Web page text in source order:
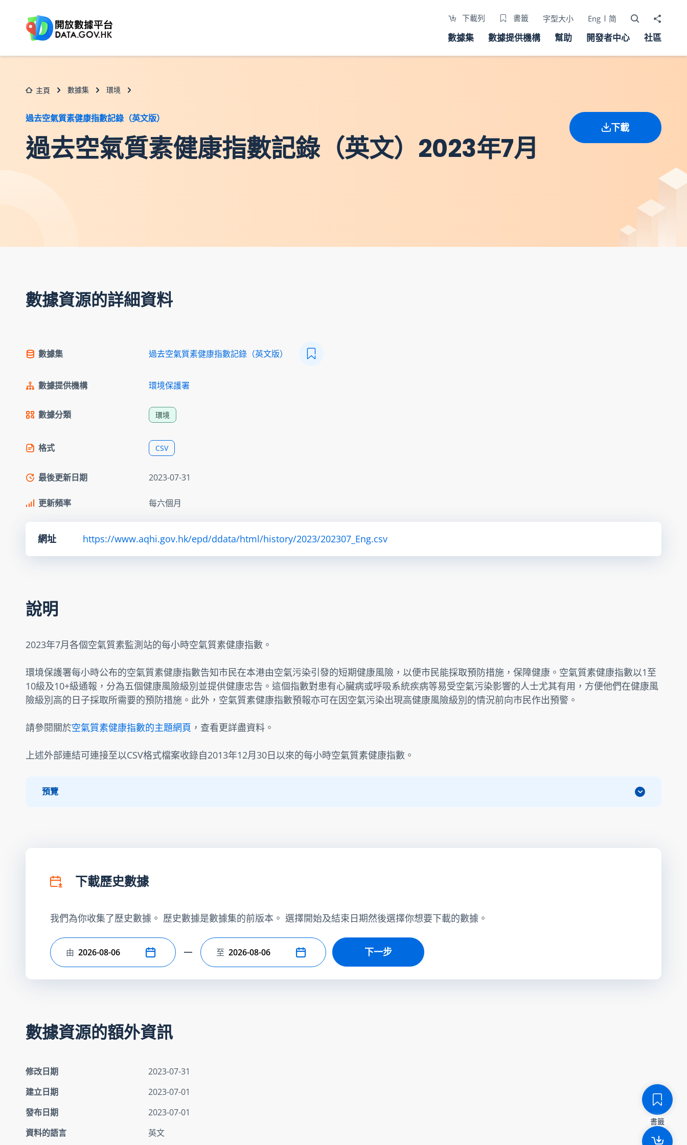
下載列 書籤 字型大小 Eng 简 打開搜尋器
分享至
數據集 數據提供機構 幫助 開發者中心 社區
主頁 數據集 環境
過去空氣質素健康指數記錄（英文版）
過去空氣質素健康指數記錄（英文）2023年7月
下載
數據資源的詳細資料
數據集 過去空氣質素健康指數記錄（英文版）
數據提供機構 環境保護署
數據分類 環境
格式 CSV
最後更新日期 2023-07-31
更新頻率 每六個月
網址 https://www.aqhi.gov.hk/epd/ddata/html/history/2023/202307_Eng.csv
說明
2023年7月各個空氣質素監測站的每小時空氣質素健康指數。
環境保護署每小時公布的空氣質素健康指數告知市民在本港由空氣污染引發的短期健康風險，以便市民能採取預防措施，保障健康。空氣質素健康指數以1至
10級及10+級通報，分為五個健康風險級別並提供健康忠告。這個指數對患有心臟病或呼吸系統疾病等易受空氣污染影響的人士尤其有用，方便他們在健康風
險級別高的日子採取所需要的預防措施。此外，空氣質素健康指數預報亦可在因空氣污染出現高健康風險級別的情況前向市民作出預警。
請參閱關於空氣質素健康指數的主題網頁 ，查看更詳盡資料。
上述外部連結可連接至以CSV格式檔案收錄自2013年12月30日以來的每小時空氣質素健康指數。
預覽
下載歷史數據
我們為你收集了歷史數據。 歷史數據是數據集的前版本。 選擇開始及結束日期然後選擇你想要下載的數據。
選擇開始日期
由 選擇結束日期
至 下一步
數據資源的額外資訊
修改日期
2023-07-31
建立日期
2023-07-01
發布日期
2023-07-01
資料的語言
英文
書籤